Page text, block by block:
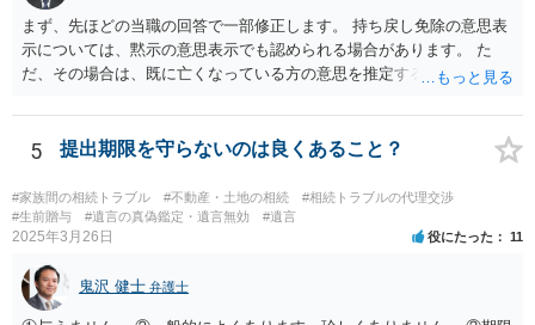
まず、先ほどの当職の回答で一部修正します。 持ち戻し免除の意思表
示については、黙示の意思表示でも認められる場合があります。 た
だ、その場合は、既に亡くなっている方の意思を推定することになり
持ち戻し免除の意思表示は書面で明確にしておいていただくべきとい
う結論は変わりません。 誤解を与えるような回答でした。失礼しまし
た。 文言については、「〇〇に対する生前贈与による特別受益の持ち
戻しをすべて免除する」というのがオーソドックスなものですが、ご
心配ならば、弁護士のところに行って、特別受益となりそうな贈与に
ついて説明した上で、適切な文言についてご相談してみてはいかがで
しょうか。
5 提出期限を守らないのは良くあること？
#家族間の相続トラブル #不動産・土地の相続
#相続トラブルの代理交渉
#生前贈与
#遺言の真偽鑑定・遺言無効 #遺言
2025年3月26日 役にたった 11
鬼沢 健士 弁護士